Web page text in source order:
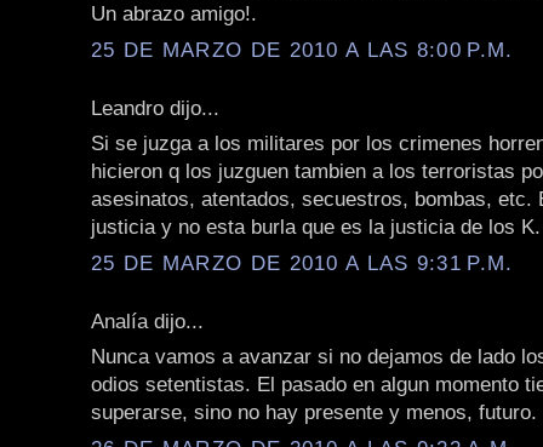
Un abrazo amigo!.
25 DE MARZO DE 2010 A LAS 8:00 P.M.
Leandro dijo...
Si se juzga a los militares por los crimenes
hicieron q los juzguen tambien a los terroristas
asesinatos, atentados, secuestros, bombas, etc.
justicia y no esta burla que es la justicia de los K.
25 DE MARZO DE 2010 A LAS 9:31 P.M.
Analía dijo...
Nunca vamos a avanzar si no dejamos de lado
odios setentistas. El pasado en algun momento
superarse, sino no hay presente y menos, futuro.